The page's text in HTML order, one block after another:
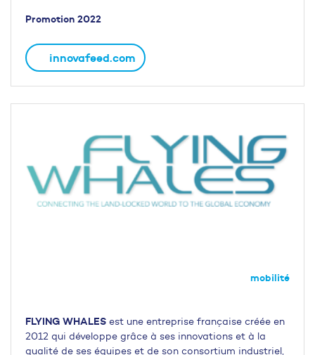
Promotion 2022
innovafeed.com
mobilité
FLYING WHALES est une entreprise française créée en
2012 qui développe grâce à ses innovations et à la
qualité de ses équipes et de son consortium industriel,